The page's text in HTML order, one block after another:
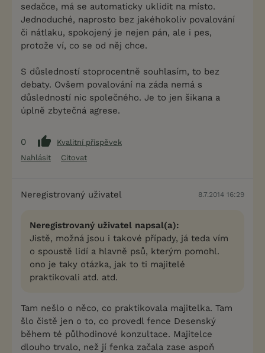
sedačce, má se automaticky uklidit na místo.
Jednoduché, naprosto bez jakéhokoliv povalování
či nátlaku, spokojený je nejen pán, ale i pes,
protože ví, co se od něj chce.
S důsledností stoprocentně souhlasím, to bez
debaty. Ovšem povalování na záda nemá s
důsledností nic společného. Je to jen šikana a
úplně zbytečná agrese.
0
Kvalitní příspěvek
Nahlásit
Citovat
Neregistrovaný uživatel 8.7.2014 16:29
Neregistrovaný uživatel napsal(a):
Jistě, možná jsou i takové případy, já teda vím
o spoustě lidí a hlavně psů, kterým pomohl.
ono je taky otázka, jak to ti majitelé
praktikovali atd. atd.
Tam nešlo o něco, co praktikovala majitelka. Tam
šlo čistě jen o to, co provedl fence Desenský
během té půlhodinové konzultace. Majitelce
dlouho trvalo, než jí fenka začala zase aspoň